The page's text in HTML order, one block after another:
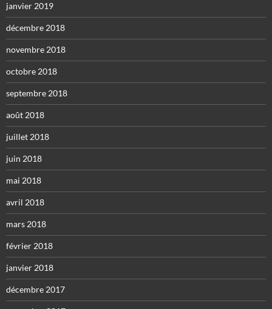
janvier 2019
décembre 2018
novembre 2018
octobre 2018
septembre 2018
août 2018
juillet 2018
juin 2018
mai 2018
avril 2018
mars 2018
février 2018
janvier 2018
décembre 2017